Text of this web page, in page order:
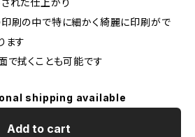
れた仕上がり
刷の中で特に細かく綺麗に印刷がで
ます
で拭くことも可能です
shipping available
Add to cart